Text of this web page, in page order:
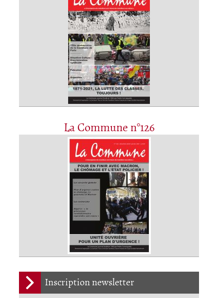
La Commune n°126
Inscription newsletter